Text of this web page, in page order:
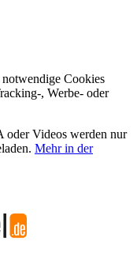
Cookies
, Werbe- oder
Videos werden nur
Mehr in der